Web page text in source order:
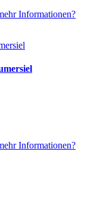
Informationen?
Informationen?